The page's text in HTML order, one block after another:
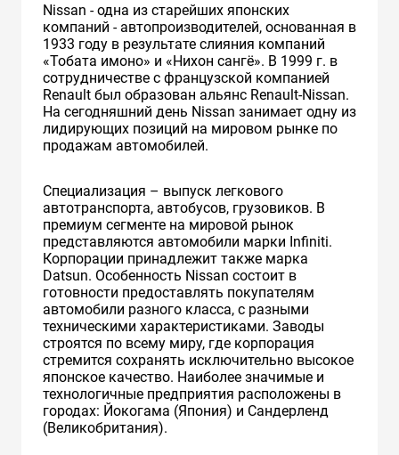
Nissan - одна из старейших японских
компаний - автопроизводителей, основанная в
1933 году в результате слияния компаний
«Тобата имоно» и «Нихон сангё». В 1999 г. в
сотрудничестве с французcкой компанией
Renault был образован альянс Renault-Nissan.
На сегодняшний день Nissan занимает одну из
лидирующих позиций на мировом рынке по
продажам автомобилей.
Специализация – выпуск легкового
автотранспорта, автобусов, грузовиков. В
премиум сегменте на мировой рынок
представляются автомобили марки Infiniti.
Корпорации принадлежит также марка
Datsun. Особенность Nissan состоит в
готовности предоставлять покупателям
автомобили разного класса, с разными
техническими характеристиками. Заводы
строятся по всему миру, где корпорация
стремится сохранять исключительно высокое
японское качество. Наиболее значимые и
технологичные предприятия расположены в
городах: Йокогама (Япония) и Сандерленд
(Великобритания).